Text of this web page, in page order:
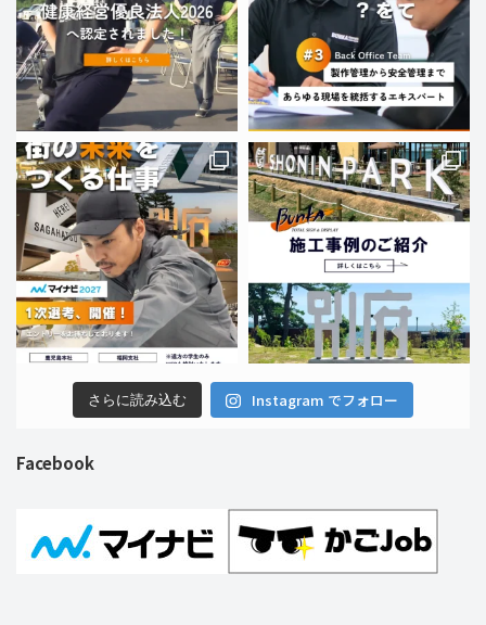
さらに読み込む Instagram でフォロー
Facebook